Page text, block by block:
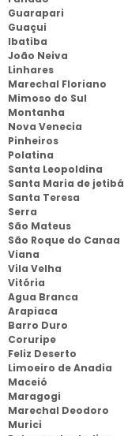
Guarapari
Guaçui
Ibatiba
João Neiva
Linhares
Marechal Floriano
Mimoso do Sul
Montanha
Nova Venecia
Pinheiros
Polatina
Santa Leopoldina
Santa Maria de jetibá
Santa Teresa
Serra
São Mateus
São Roque do Canaa
Viana
Vila Velha
Vitória
Agua Branca
Arapiaca
Barro Duro
Coruripe
Feliz Deserto
Limoeiro de Anadia
Maceió
Maragogi
Marechal Deodoro
Murici